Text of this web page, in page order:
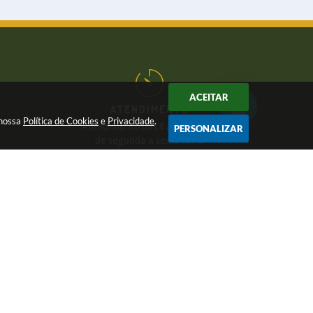
Política de Cookies e Privacidade.
ACEITAR
PERSONALIZAR
ATENDIMENTO
Atendimento das 8 às 17 horas,
de segunda a sexta-feira